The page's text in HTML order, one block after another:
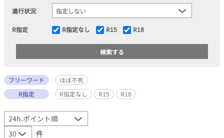
進行状況
R指定 R指定なし R15 R18
フリーワード
ほぼ不死
R指定
R指定なし R15 R18
件